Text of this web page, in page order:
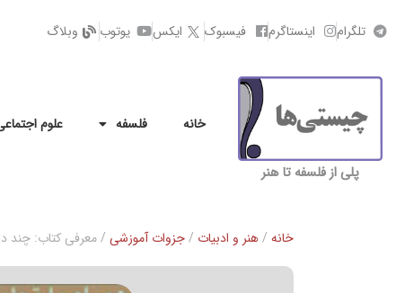
تلگرام اینستاگرم فیسبوک ایکس یوتوب وبلاگ
پلی از فلسفه تا هنر
خانه فلسفه علوم
خانه /هنر و ادبیات /جزوات آموزشی / معرفی کتاب: چند